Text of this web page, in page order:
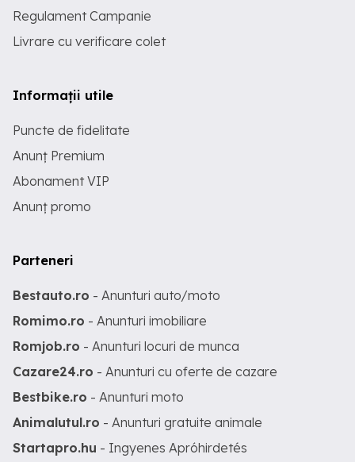
Regulament Campanie
Livrare cu verificare colet
Informații utile
Puncte de fidelitate
Anunț Premium
Abonament VIP
Anunț promo
Parteneri
Bestauto.ro - Anunturi auto/moto
Romimo.ro - Anunturi imobiliare
Romjob.ro - Anunturi locuri de munca
Cazare24.ro - Anunturi cu oferte de cazare
Bestbike.ro - Anunturi moto
Animalutul.ro - Anunturi gratuite animale
Startapro.hu - Ingyenes Apróhirdetés